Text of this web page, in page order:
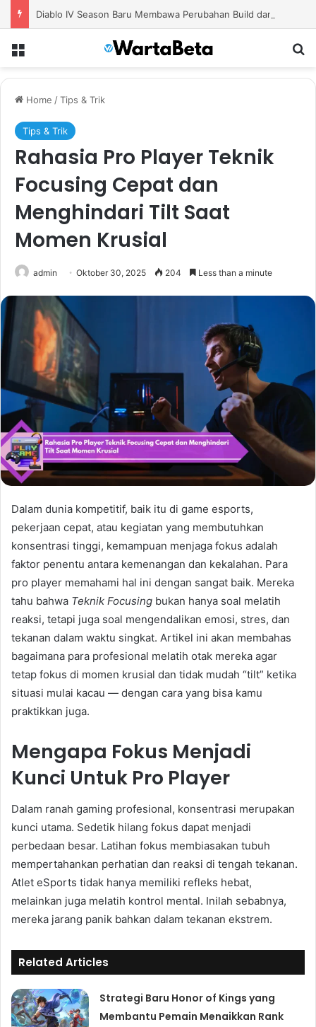
Home /Tips & Trik
Tips & Trik
Rahasia Pro Player Teknik
Focusing Cepat dan
Menghindari Tilt Saat
Momen Krusial
admin Oktober 30, 2025 204 Less than a minute
Dalam dunia kompetitif, baik itu di game esports,
pekerjaan cepat, atau kegiatan yang membutuhkan
konsentrasi tinggi, kemampuan menjaga fokus adalah
faktor penentu antara kemenangan dan kekalahan. Para
pro player memahami hal ini dengan sangat baik. Mereka
tahu bahwa Teknik Focusing bukan hanya soal melatih
reaksi, tetapi juga soal mengendalikan emosi, stres, dan
tekanan dalam waktu singkat. Artikel ini akan membahas
bagaimana para profesional melatih otak mereka agar
tetap fokus di momen krusial dan tidak mudah “tilt” ketika
situasi mulai kacau — dengan cara yang bisa kamu
praktikkan juga.
Mengapa Fokus Menjadi
Kunci Untuk Pro Player
Dalam ranah gaming profesional, konsentrasi merupakan
kunci utama. Sedetik hilang fokus dapat menjadi
perbedaan besar. Latihan fokus membiasakan tubuh
mempertahankan perhatian dan reaksi di tengah tekanan.
Atlet eSports tidak hanya memiliki refleks hebat,
melainkan juga melatih kontrol mental. Inilah sebabnya,
mereka jarang panik bahkan dalam tekanan ekstrem.
Related Articles
Strategi Baru Honor of Kings yang
Membantu Pemain Menaikkan Rank